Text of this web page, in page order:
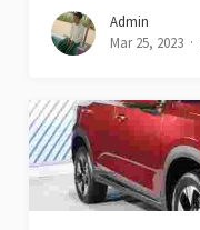
Admin
Mar 25, 2023